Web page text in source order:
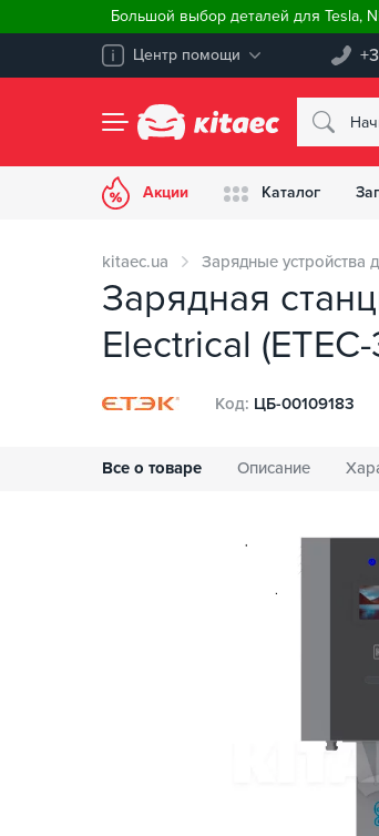
Большой выбор деталей для Tesla,
Центр помощи
Акции Каталог
kitaec.ua Зарядные устройства
Зарядная
Electrical
Все о товаре Описание
Код: ЦБ-00109183